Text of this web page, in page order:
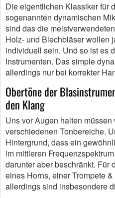
Die eigentlichen Klassiker für
sogenannten dynamischen
sind das die
Holz- und Blechbläser wollen
individuell sein. Und so ist es
Instrumenten. Das simple
allerdings nur bei korrekter
Obertöne der
den Klang
Uns vor Augen halten
verschiedenen Tonbereiche.
Hintergrund, dass ein
im mittleren
darunter aber beschränkt. Für
eines Horns, einer Trompete
allerdings sind insbesondere